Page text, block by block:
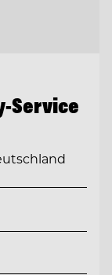
Service